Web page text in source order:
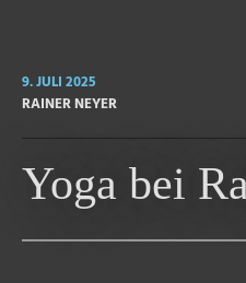
9. JULI 2025
RAINER NEYER
Yoga bei